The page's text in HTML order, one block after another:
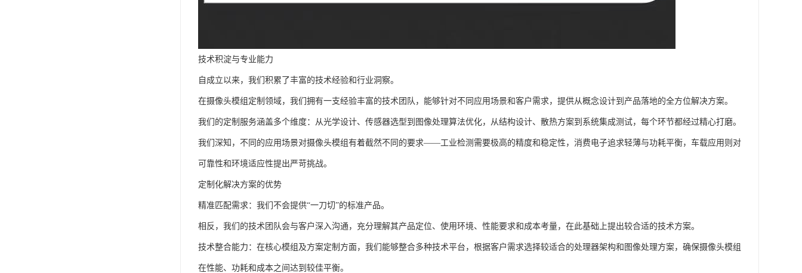
技术积淀与专业能力
自成立以来，我们积累了丰富的技术经验和行业洞察。
在摄像头模组定制领域，我们拥有一支经验丰富的技术团队，能够针对不同应用场景和客户需求，提供从概念设计到产品落地的全方位解决方案。
我们的定制服务涵盖多个维度：从光学设计、传感器选型到图像处理算法优化，从结构设计、散热方案到系统集成测试，每个环节都经过精心打磨。
我们深知，不同的应用场景对摄像头模组有着截然不同的要求——工业检测需要极高的精度和稳定性，消费电子追求轻薄与功耗平衡，车载应用则对
可靠性和环境适应性提出严苛挑战。
定制化解决方案的优势
精准匹配需求：我们不会提供“一刀切”的标准产品。
相反，我们的技术团队会与客户深入沟通，充分理解其产品定位、使用环境、性能要求和成本考量，在此基础上提出较合适的技术方案。
技术整合能力：在核心模组及方案定制方面，我们能够整合多种技术平台，根据客户需求选择较适合的处理器架构和图像处理方案，确保摄像头模组
在性能、功耗和成本之间达到较佳平衡。